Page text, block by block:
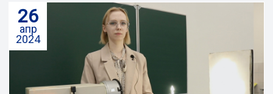
26
апр
2024